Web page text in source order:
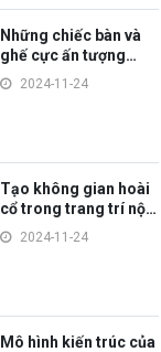
Những chiếc bàn và
ghế cực ấn tượng
trong trang trí nội
thất
2024-11-24
Tạo không gian hoài
cổ trong trang trí nội
thất quán CAFE - SPA
- HOME
2024-11-24
Mô hình kiến trúc của